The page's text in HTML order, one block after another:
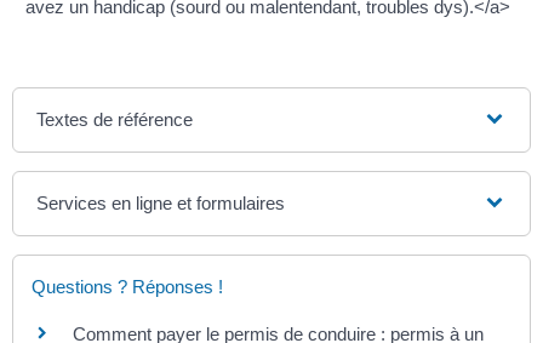
avez un handicap (sourd ou malentendant, troubles dys).</a>
Textes de référence
Services en ligne et formulaires
Questions ? Réponses !
Comment payer le permis de conduire : permis à un